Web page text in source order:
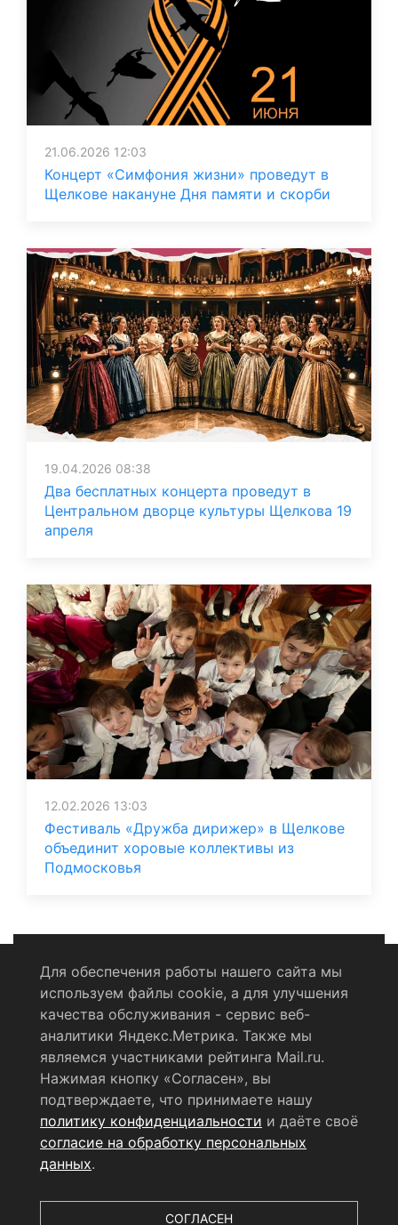
21.06.2026 12:03
Концерт «Симфония жизни» проведут в
Щелкове накануне Дня памяти и скорби
19.04.2026 08:38
Два бесплатных концерта проведут в
Центральном дворце культуры Щелкова 19
апреля
12.02.2026 13:03
Фестиваль «Дружба дирижер» в Щелкове
объединит хоровые коллективы из
Подмосковья
Политика конфиденциальности
Согласие на обработку персональных данных
RSS-лента
© 2004 - 2026 Сетевое издание Щёлковское ТВ.
Свидетельство о регистрации СМИ
ЭЛ № ФС 77 - 79754 от 07.12.2020 г.
технологий и массовых коммуникаций (РОСКОМНАДЗОР).
Для обеспечения работы нашего сайта мы
используем файлы cookie, а для улучшения
качества обслуживания - сервис веб-
аналитики Яндекс.Метрика. Также мы
являемся участниками рейтинга Mail.ru.
Нажимая кнопку «Согласен», вы
подтверждаете, что принимаете нашу
политику конфиденциальности и даёте своё
согласие на обработку персональных
данных.
СОГЛАСЕН